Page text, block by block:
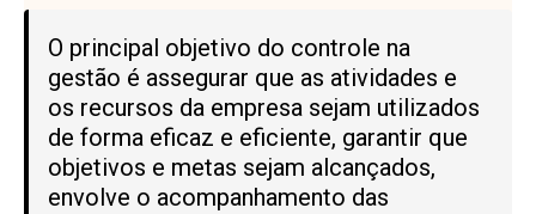
O principal objetivo do controle na
gestão é assegurar que as atividades e
os recursos da empresa sejam utilizados
de forma eficaz e eficiente, garantir que
objetivos e metas sejam alcançados,
envolve o acompanhamento das